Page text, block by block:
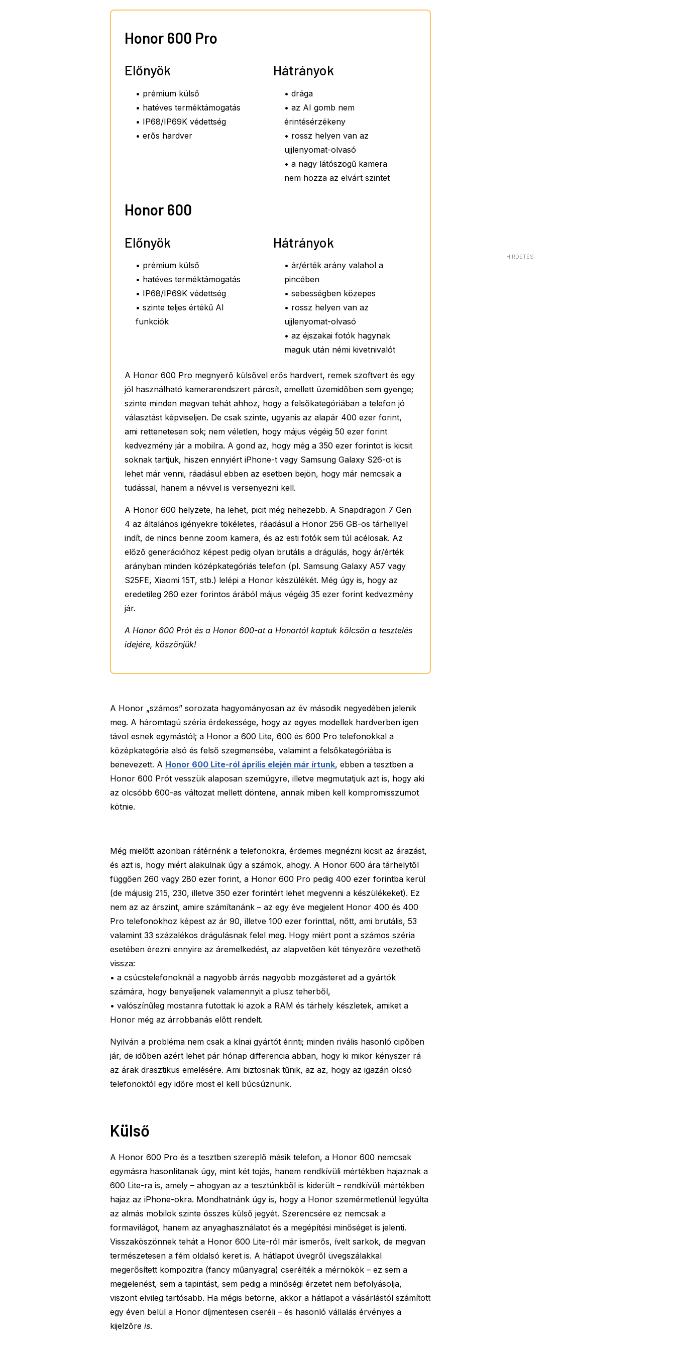
HIRDETÉS
Honor 600 Pro
Előnyök
• prémium külső
• hatéves terméktámogatás
• IP68/IP69K védettség
• erős hardver
Hátrányok
• drága
• az AI gomb nem
érintésérzékeny
• rossz helyen van az
ujjlenyomat-olvasó
• a nagy látószögű kamera
nem hozza az elvárt szintet
Honor 600
Előnyök
• prémium külső
• hatéves terméktámogatás
• IP68/IP69K védettség
• szinte teljes értékű AI
funkciók
Hátrányok
• ár/érték arány valahol a
pincében
• sebességben közepes
• rossz helyen van az
ujjlenyomat-olvasó
• az éjszakai fotók hagynak
maguk után némi kivetnivalót
A Honor 600 Pro megnyerő külsővel erős hardvert, remek szoftvert és egy
jól használható kamerarendszert párosít, emellett üzemidőben sem gyenge;
szinte minden megvan tehát ahhoz, hogy a felsőkategóriában a telefon jó
választást képviseljen. De csak szinte, ugyanis az alapár 400 ezer forint,
ami rettenetesen sok; nem véletlen, hogy május végéig 50 ezer forint
kedvezmény jár a mobilra. A gond az, hogy még a 350 ezer forintot is kicsit
soknak tartjuk, hiszen ennyiért iPhone-t vagy Samsung Galaxy S26-ot is
lehet már venni, ráadásul ebben az esetben bejön, hogy már nemcsak a
tudással, hanem a névvel is versenyezni kell.
A Honor 600 helyzete, ha lehet, picit még nehezebb. A Snapdragon 7 Gen
4 az általános igényekre tökéletes, ráadásul a Honor 256 GB-os tárhellyel
indít, de nincs benne zoom kamera, és az esti fotók sem túl acélosak. Az
előző generációhoz képest pedig olyan brutális a drágulás, hogy ár/érték
arányban minden középkategóriás telefon (pl. Samsung Galaxy A57 vagy
S25FE, Xiaomi 15T, stb.) lelépi a Honor készülékét. Még úgy is, hogy az
eredetileg 260 ezer forintos árából május végéig 35 ezer forint kedvezmény
jár.
A Honor 600 Prót és a Honor 600-at a Honortól kaptuk kölcsön a tesztelés
idejére, köszönjük!
A Honor „számos” sorozata hagyományosan az év második negyedében jelenik
meg. A háromtagú széria érdekessége, hogy az egyes modellek hardverben igen
távol esnek egymástól; a Honor a 600 Lite, 600 és 600 Pro telefonokkal a
középkategória alsó és felső szegmensébe, valamint a felsőkategóriába is
benevezett. A Honor 600 Lite-ról április elején már írtunk, ebben a tesztben a
Honor 600 Prót vesszük alaposan szemügyre, illetve megmutatjuk azt is, hogy aki
az olcsóbb 600-as változat mellett döntene, annak miben kell kompromisszumot
kötnie.
Még mielőtt azonban rátérnénk a telefonokra, érdemes megnézni kicsit az árazást,
és azt is, hogy miért alakulnak úgy a számok, ahogy. A Honor 600 ára tárhelytől
függően 260 vagy 280 ezer forint, a Honor 600 Pro pedig 400 ezer forintba kerül
(de májusig 215, 230, illetve 350 ezer forintért lehet megvenni a készülékeket). Ez
nem az az árszint, amire számítanánk – az egy éve megjelent Honor 400 és 400
Pro telefonokhoz képest az ár 90, illetve 100 ezer forinttal, nőtt, ami brutális, 53
valamint 33 százalékos drágulásnak felel meg. Hogy miért pont a számos széria
esetében érezni ennyire az áremelkedést, az alapvetően két tényezőre vezethető
vissza:
• a csúcstelefonoknál a nagyobb árrés nagyobb mozgásteret ad a gyártók
számára, hogy benyeljenek valamennyit a plusz teherből,
• valószínűleg mostanra futottak ki azok a RAM és tárhely készletek, amiket a
Honor még az árrobbanás előtt rendelt.
Nyilván a probléma nem csak a kínai gyártót érinti; minden rivális hasonló cipőben
jár, de időben azért lehet pár hónap differencia abban, hogy ki mikor kényszer rá
az árak drasztikus emelésére. Ami biztosnak tűnik, az az, hogy az igazán olcsó
telefonoktól egy időre most el kell búcsúznunk.
Külső
A Honor 600 Pro és a tesztben szereplő másik telefon, a Honor 600 nemcsak
egymásra hasonlítanak úgy, mint két tojás, hanem rendkívüli mértékben hajaznak a
600 Lite-ra is, amely – ahogyan az a tesztünkből is kiderült – rendkívüli mértékben
hajaz az iPhone-okra. Mondhatnánk úgy is, hogy a Honor szemérmetlenül legyúlta
az almás mobilok szinte összes külső jegyét. Szerencsére ez nemcsak a
formavilágot, hanem az anyaghasználatot és a megépítési minőséget is jelenti.
Visszaköszönnek tehát a Honor 600 Lite-ról már ismerős, ívelt sarkok, de megvan
természetesen a fém oldalsó keret is. A hátlapot üvegről üvegszálakkal
megerősített kompozitra (fancy műanyagra) cserélték a mérnökök – ez sem a
megjelenést, sem a tapintást, sem pedig a minőségi érzetet nem befolyásolja,
viszont elvileg tartósabb. Ha mégis betörne, akkor a hátlapot a vásárlástól számított
egy éven belül a Honor díjmentesen cseréli – és hasonló vállalás érvényes a
kijelzőre is.